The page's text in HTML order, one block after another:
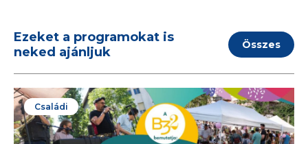
Ezeket a programokat is
neked ajánljuk
Összes
Családi